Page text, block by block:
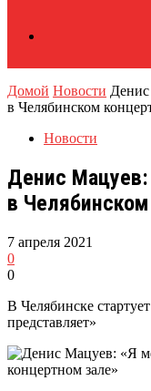
Домой Новости
в Челябинском
Новости
Денис
в
7 апреля 2021
0
0
В Челябинске
представляет»